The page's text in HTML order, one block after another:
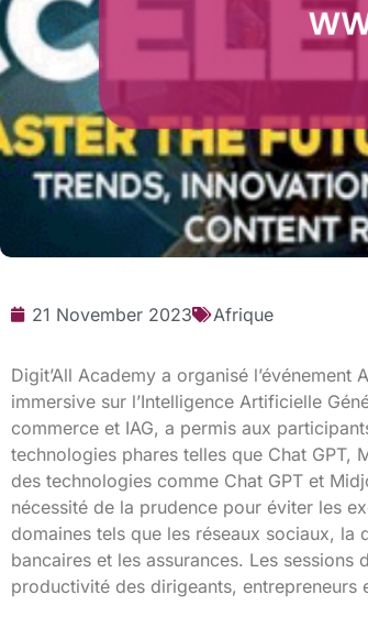
21 November 2023 Afrique
Digit’All Academy a organisé
immersive sur l’Intelligence Artificielle
commerce et IAG, a permis aux
technologies phares telles que Chat GPT,
des technologies comme Chat GPT et
nécessité de la prudence pour éviter les
domaines tels que les réseaux sociaux, la
bancaires et les assurances. Les
productivité des dirigeants, entrepreneurs